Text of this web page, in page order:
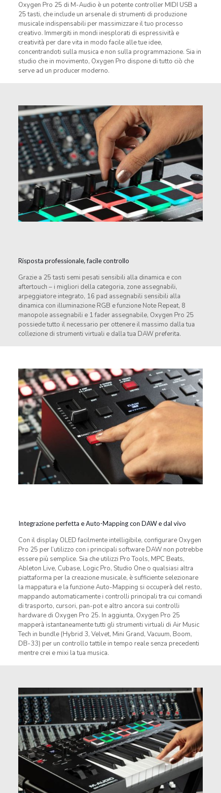
Oxygen Pro 25 di M-Audio è un potente controller MIDI USB a
25 tasti, che include un arsenale di strumenti di produzione
musicale indispensabili per massimizzare il tuo processo
creativo. Immergiti in mondi inesplorati di espressività e
creatività per dare vita in modo facile alle tue idee,
concentrandoti sulla musica e non sulla programmazione. Sia in
studio che in movimento, Oxygen Pro dispone di tutto ciò che
serve ad un producer moderno.
Risposta professionale, facile controllo
Grazie a 25 tasti semi pesati sensibili alla dinamica e con
aftertouch – i migliori della categoria, zone assegnabili,
arpeggiatore integrato, 16 pad assegnabili sensibili alla
dinamica con illuminazione RGB e funzione Note Repeat, 8
manopole assegnabili e 1 fader assegnabile, Oxygen Pro 25
possiede tutto il necessario per ottenere il massimo dalla tua
collezione di strumenti virtuali e dalla tua DAW preferita.
Integrazione perfetta e Auto-Mapping con DAW e dal vivo
Con il display OLED facilmente intelligibile, configurare Oxygen
Pro 25 per l’utilizzo con i principali software DAW non potrebbe
essere più semplice. Sia che utilizzi Pro Tools, MPC Beats,
Ableton Live, Cubase, Logic Pro, Studio One o qualsiasi altra
piattaforma per la creazione musicale, è sufficiente selezionare
la mappatura e la funzione Auto-Mapping si occuperà del resto,
mappando automaticamente i controlli principali tra cui comandi
di trasporto, cursori, pan-pot e altro ancora sui controlli
hardware di Oxygen Pro 25. In aggiunta, Oxygen Pro 25
mapperà istantaneamente tutti gli strumenti virtuali di Air Music
Tech in bundle (Hybrid 3, Velvet, Mini Grand, Vacuum, Boom,
DB-33) per un controllo tattile in tempo reale senza precedenti
mentre crei e mixi la tua musica.